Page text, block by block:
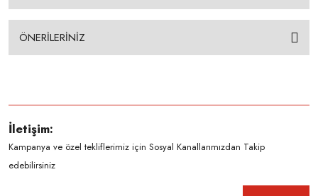
ÖNERİLERİNİZ
İletişim:
Kampanya ve özel tekliflerimiz için Sosyal Kanallarımızdan Takip
edebilirsiniz